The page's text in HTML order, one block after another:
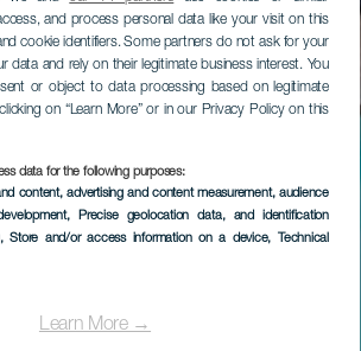
and process personal data like your visit on this
cookie identifiers. Some partners do not ask for your
data and rely on their legitimate business interest. You
or object to data processing based on legitimate
on “Learn More” or in our Privacy Policy on this
data for the following purposes:
content, advertising and content measurement, audience
, Precise geolocation data, and identification
, Store and/or access information on a device, Technical
Learn More →